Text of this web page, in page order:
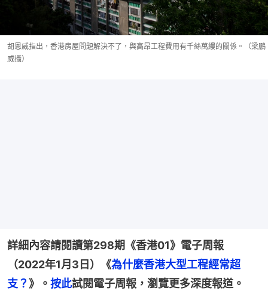
胡恩威指出，香港房屋問題解決不了，與高昂工程費用有千絲萬縷的關係。（梁鵬
威攝）
詳細內容請閱讀第298期《香港01》電子周報
（2022年1月3日）《為什麼香港大型工程經常超
支？ 》。 按此試閱電子周報，瀏覽更多深度報道。